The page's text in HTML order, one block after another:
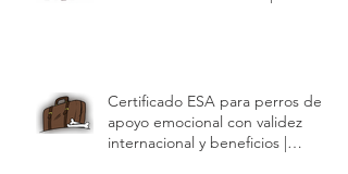
Guía del French Bulldog: Todo lo
que debes saber antes de tener
uno en Estados Unidos | Modest